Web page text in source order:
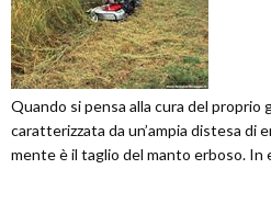
Quando si pensa alla cura del proprio
caratterizzata da un’ampia distesa di
mente è il taglio del manto erboso. In